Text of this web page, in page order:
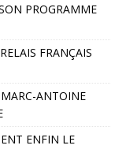
PROGRAMME
FRANÇAIS
ANTOINE
ENFIN LE